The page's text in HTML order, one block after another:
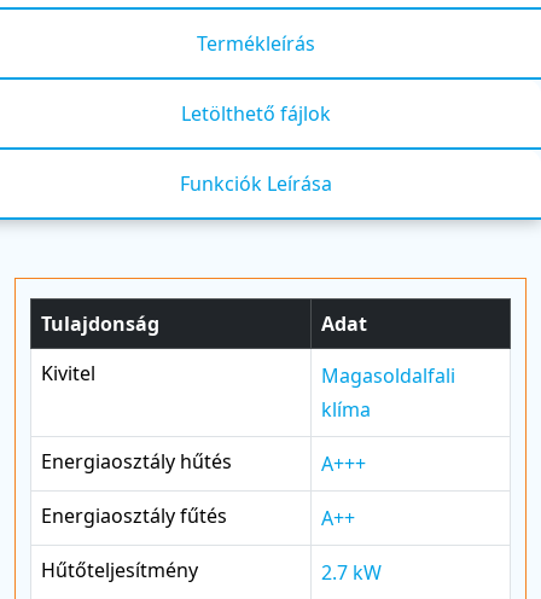
Termékleírás
Letölthető fájlok
Funkciók Leírása
Tulajdonság
Adat
Kivitel
Magasoldalfali
klíma
Energiaosztály hűtés
A+++
Energiaosztály fűtés
A++
Hűtőteljesítmény
2.7 kW